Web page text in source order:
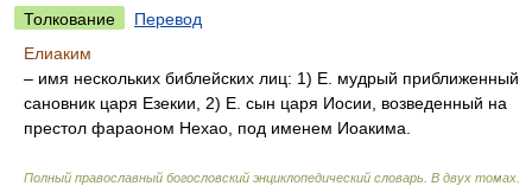
Толкование
Перевод
Елиаким
– имя нескольких библейских лиц: 1) Е. мудрый приближенный
сановник царя Езекии, 2) Е. сын царя Иосии, возведенный на
престол фараоном Нехао, под именем Иоакима.
Полный православный богословский энциклопедический словарь. В двух томах.